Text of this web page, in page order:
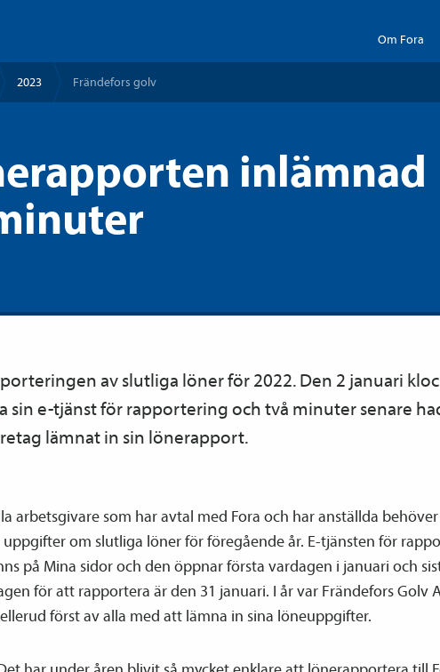
Om Fora
2023 Frändefors golv
inlämnad
av slutliga löner för 2022. Den 2 januari
sin e-tjänst för rapportering och två minuter senare
lämnat in sin lönerapport.
arbetsgivare som har avtal med Fora och har anställda
uppgifter om slutliga löner för föregående år. E-tjänsten för
på Mina sidor och den öppnar första vardagen i januari och
för att rapportera är den 31 januari. I år var Frändefors Golv
först av alla med att lämna in sina löneuppgifter.